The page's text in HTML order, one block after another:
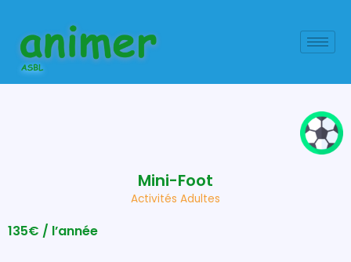
contenu
Mini-Foot
Activités Adultes
135€ / l’année